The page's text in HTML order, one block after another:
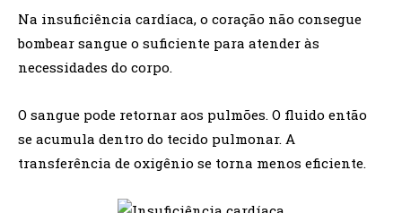
Na insuficiência cardíaca, o coração não consegue
bombear sangue o suficiente para atender às
necessidades do corpo.
O sangue pode retornar aos pulmões. O fluido então
se acumula dentro do tecido pulmonar. A
transferência de oxigênio se torna menos eficiente.